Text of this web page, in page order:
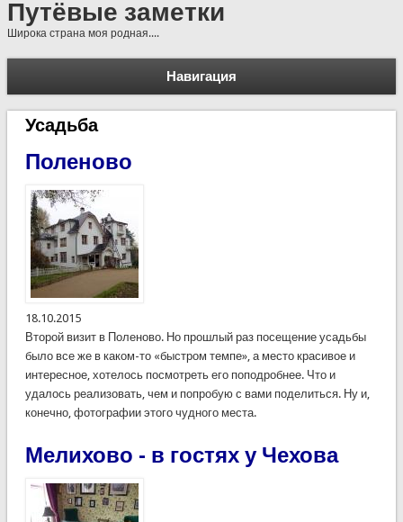
Путёвые заметки
Широка страна моя родная....
Навигация
Усадьба
Поленово
18.10.2015
Второй визит в Поленово. Но прошлый раз посещение усадьбы
было все же в каком-то «быстром темпе», а место красивое и
интересное, хотелось посмотреть его поподробнее. Что и
удалось реализовать, чем и попробую с вами поделиться. Ну и,
конечно, фотографии этого чудного места.
Мелихово - в гостях у Чехова